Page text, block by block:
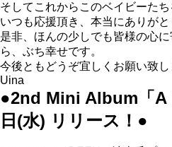
そしてこれからこのベイビーたち
いつも応援頂き、本当にありがと
是非、ほんの少しでも皆様の心
ら、ぶち幸せです。
今後ともどうぞ宜しくお願い致し
Uina
●2nd Mini Album「A
日(水) リリース！●